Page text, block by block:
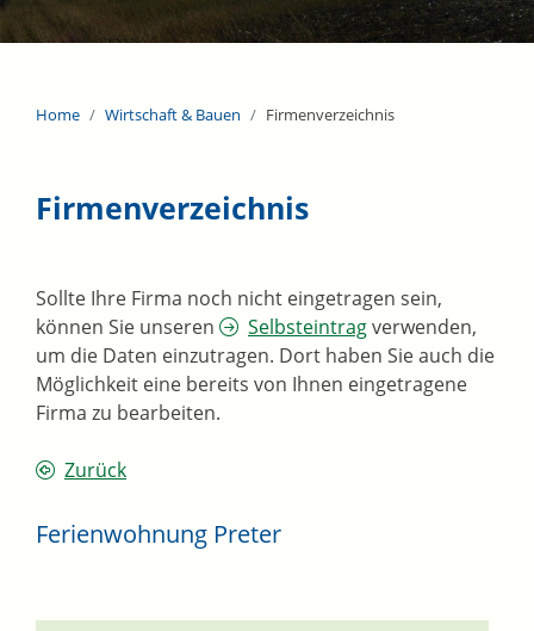
Home Wirtschaft & Bauen Firmenverzeichnis
Firmenverzeichnis
Sollte Ihre Firma noch nicht eingetragen sein,
können Sie unseren
Selbsteintragverwenden,
um die Daten einzutragen. Dort haben Sie auch die
Möglichkeit eine bereits von Ihnen eingetragene
Firma zu bearbeiten.
Zurück
Ferienwohnung Preter